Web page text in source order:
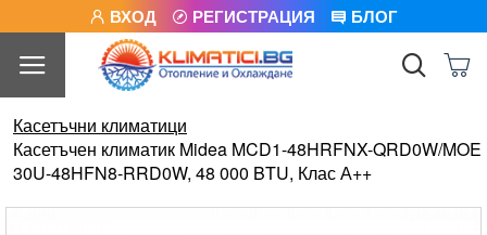
ВХОД РЕГИСТРАЦИЯ БЛОГ
Касетъчни климатици
Касетъчен климатик Midea MCD1-48HRFNX-QRD0W/MOE
30U-48HFN8-RRD0W, 48 000 BTU, Клас А++